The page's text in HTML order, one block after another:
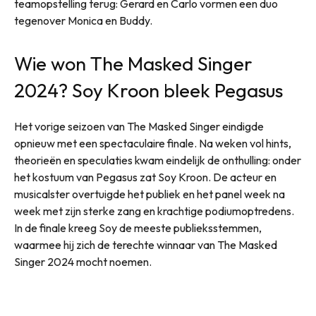
teamopstelling terug: Gerard en Carlo vormen een duo
tegenover Monica en Buddy.
Wie won The Masked Singer
2024? Soy Kroon bleek Pegasus
Het vorige seizoen van The Masked Singer eindigde
opnieuw met een spectaculaire finale. Na weken vol hints,
theorieën en speculaties kwam eindelijk de onthulling: onder
het kostuum van Pegasus zat Soy Kroon. De acteur en
musicalster overtuigde het publiek en het panel week na
week met zijn sterke zang en krachtige podiumoptredens.
In de finale kreeg Soy de meeste publieksstemmen,
waarmee hij zich de terechte winnaar van The Masked
Singer 2024 mocht noemen.